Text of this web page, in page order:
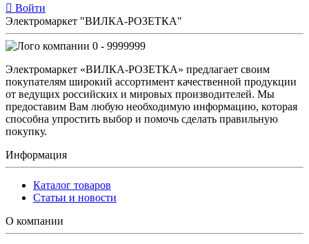
Войти
Электромаркет "ВИЛКА-РОЗЕТКА"
0 - 9999999
Электромаркет «ВИЛКА-РОЗЕТКА» предлагает своим
покупателям широкий ассортимент качественной продукции
от ведущих российских и мировых производителей. Мы
предоставим Вам любую необходимую информацию, которая
способна упростить выбор и помочь сделать правильную
покупку.
Информация
Каталог товаров
Статьи и новости
О компании